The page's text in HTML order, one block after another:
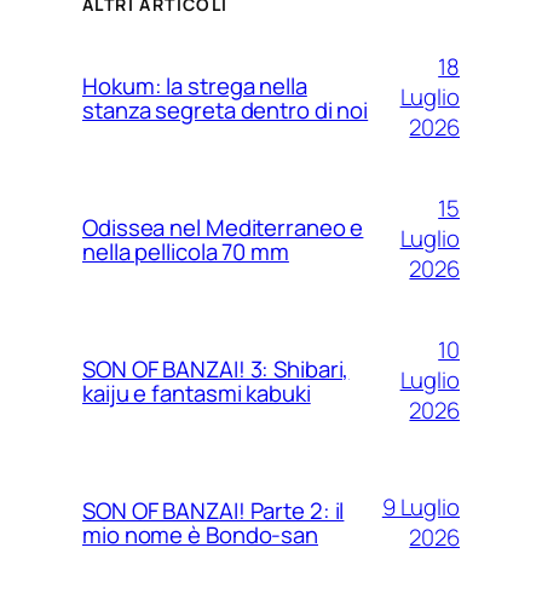
Hokum: la strega nella
stanza segreta dentro di noi
18
Luglio
2026
Odissea nel Mediterraneo e
nella pellicola 70 mm
15
Luglio
2026
SON OF BANZAI! 3: Shibari,
kaiju e fantasmi kabuki
10
Luglio
2026
SON OF BANZAI! Parte 2: il
mio nome è Bondo-san
9 Luglio
2026